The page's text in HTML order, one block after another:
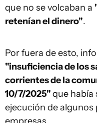
que no se volcaban a
retenían el dinero".
Por fuera de esto,
"insuficiencia de los
corrientes de la
10/7/2025"que había
ejecución de algunos